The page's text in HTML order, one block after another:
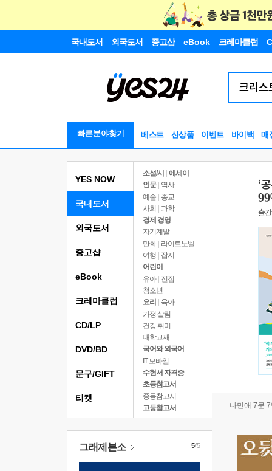
국내도서 외국도서 중고샵 eBook 크레마클럽
빠른분야찾기 베스트 신상품 이벤트 바이백 매
YES NOW
국내도서
소설/시
에세이
인문
역사
예술 | 종교
사회 | 과학
경제 경영
자기계발
만화 | 라이트노벨
여행
잡지
어린이
유아 | 전집
청소년
요리
육아
가정 살림
건강 취미
대학교재
국어와 외국어
IT 모바일
수험서 자격증
초등참고서
중등참고서
고등참고서
나민애 7문
외국도서
중고샵
eBook
크레마클럽
CD/LP
DVD/BD
문구/GIFT
티켓
그래제본소 5/5